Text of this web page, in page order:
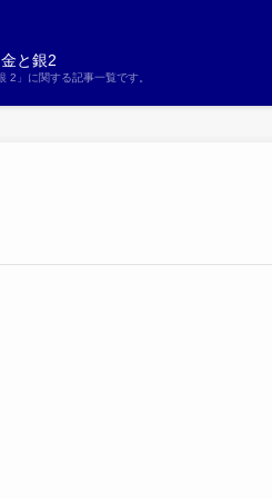
と銀2
2」に関する記事一覧です。